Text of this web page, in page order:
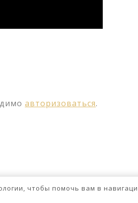
авторизоваться.
чтобы помочь вам в